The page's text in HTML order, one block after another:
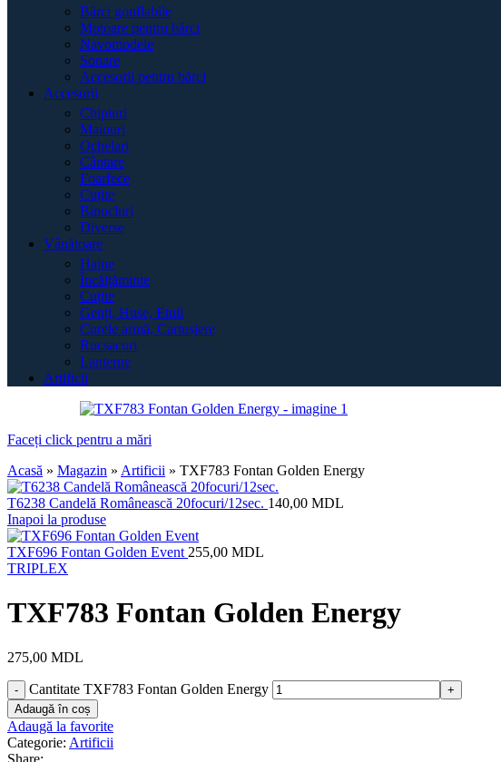
Bărci gonflabile
Motoare pentru bărci
Navomodele
Sonare
Accesorii pentru bărci
Accesorii
Chipiuri
Maiouri
Ochelari
Cântare
Foarfece
Cuțite
Binocluri
Diverse
Vânătoare
Haine
Încălțăminte
Cuțite
Genți, Huse, Etuii
Curele armă, Cartușiere
Rucsacuri
Lanterne
Artificii
Faceți click pentru a mări
Acasă » Magazin » Artificii » TXF783 Fontan Golden Energy
T6238 Candelă Românească 20focuri/12sec. 140,00 MDL
Inapoi la produse
TXF696 Fontan Golden Event 255,00 MDL
TRIPLEX
TXF783 Fontan Golden Energy
275,00 MDL
Cantitate TXF783 Fontan Golden Energy
Adaugă în coș
Adaugă la favorite
Categorie: Artificii
Share: